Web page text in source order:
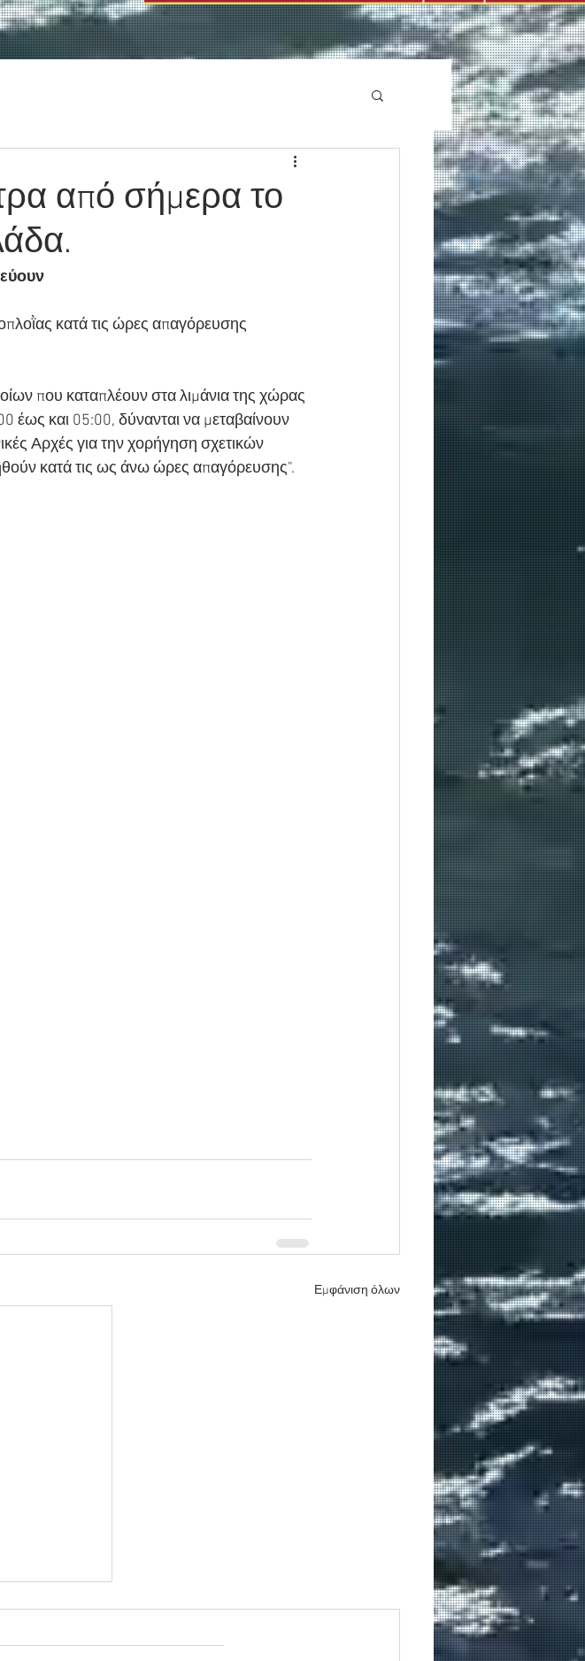
από σήμερα το
κατά τις ώρες απαγόρευσης
που καταπλέουν στα λιμάνια της χώρας
έως και 05:00, δύνανται να μεταβαίνουν
Αρχές για την χορήγηση σχετικών
κατά τις ως άνω ώρες απαγόρευσης".
Εμφάνιση όλων